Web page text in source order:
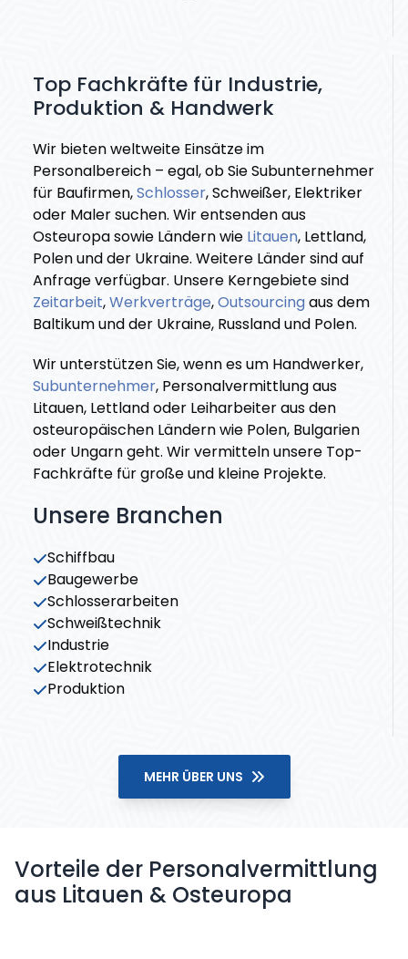
Top Fachkräfte für Industrie,
Produktion & Handwerk
Wir bieten weltweite Einsätze im
Personalbereich – egal, ob Sie Subunternehmer
für Baufirmen,Schlosser, Schweißer, Elektriker
oder Maler suchen. Wir entsenden aus
Osteuropa sowie Ländern wie Litauen, Lettland,
Polen und der Ukraine. Weitere Länder sind auf
Anfrage verfügbar. Unsere Kerngebiete sind
Zeitarbeit,Werkverträge,Outsourcingaus dem
Baltikum und der Ukraine, Russland und Polen.
Wir unterstützen Sie, wenn es um Handwerker,
Subunternehmer, Personalvermittlung aus
Litauen, Lettland oder Leiharbeiter aus den
osteuropäischen Ländern wie Polen, Bulgarien
oder Ungarn geht. Wir vermitteln unsere Top-
Fachkräfte für große und kleine Projekte.
Unsere Branchen
Schiffbau
Baugewerbe
Schlosserarbeiten
Schweißtechnik
Industrie
Elektrotechnik
Produktion
MEHR ÜBER UNS
Vorteile der Personalvermittlung
aus Litauen & Osteuropa